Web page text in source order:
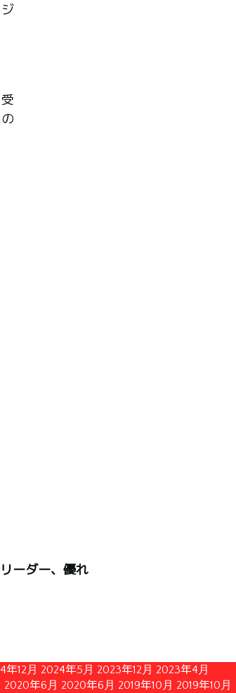
ーダー、優れ
年12月 2024年5月 2023年12月 2023年4月
2020年6月 2020年6月 2019年10月 2019年10月